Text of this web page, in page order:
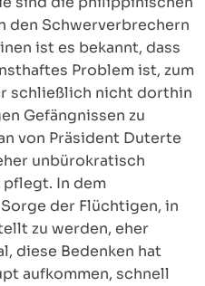
den Schwerverbrechern
ist es bekannt, dass
Problem ist, zum
schließlich nicht dorthin
Gefängnissen zu
von Präsident Duterte
unbürokratisch
pflegt. In dem
der Flüchtigen, in
zu werden, eher
diese Bedenken hat
aufkommen, schnell